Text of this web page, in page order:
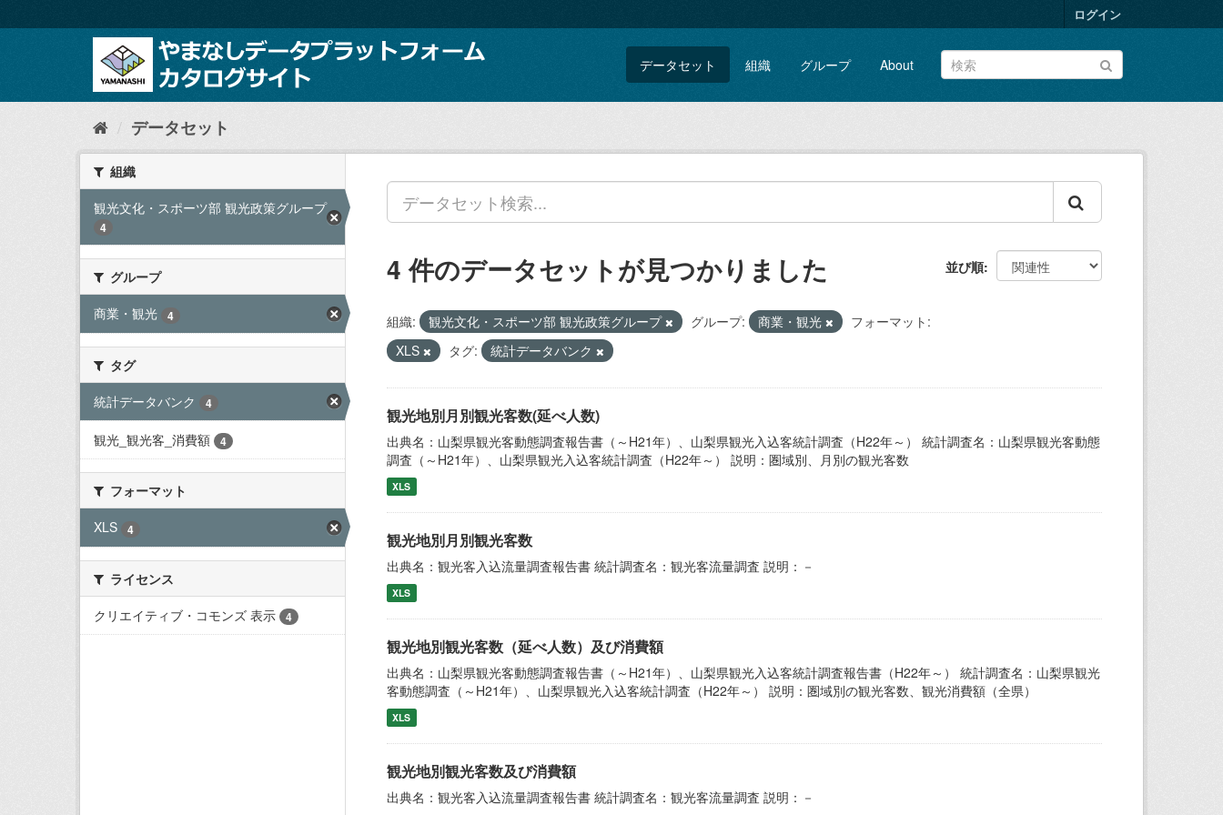
キ
て
ログイン
データセット 組織 グループ About
データセット
組織
観光文化・スポーツ部 観光政策グループ
4
グループ
商業・観光
4
タグ
統計データバンク
4
観光_観光客_消費額 4
フォーマット
XLS
4
ライセンス
クリエイティブ・コモンズ 表示
4
並び順
4 件のデータセットが見つかりました
組織: 観光文化・スポーツ部 観光政策グループ グループ: 商業・観光
フォーマット:
XLS
タグ: 統計データバンク
観光地別月別観光客数(延べ人数)
出典名：山梨県観光客動態調査報告書（～H21年）、山梨県観光入込客統計調査（H22年～） 統計調査名：山梨県観光客動態
調査（～H21年）、山梨県観光入込客統計調査（H22年～） 説明：圏域別、月別の観光客数
XLS
観光地別月別観光客数
出典名：観光客入込流量調査報告書 統計調査名：観光客流量調査 説明：－
XLS
観光地別観光客数（延べ人数）及び消費額
出典名：山梨県観光客動態調査報告書（～H21年）、山梨県観光入込客統計調査報告書（H22年～） 統計調査名：山梨県観光
客動態調査（～H21年）、山梨県観光入込客統計調査（H22年～） 説明：圏域別の観光客数、観光消費額（全県）
XLS
観光地別観光客数及び消費額
出典名：観光客入込流量調査報告書 統計調査名：観光客流量調査 説明：－